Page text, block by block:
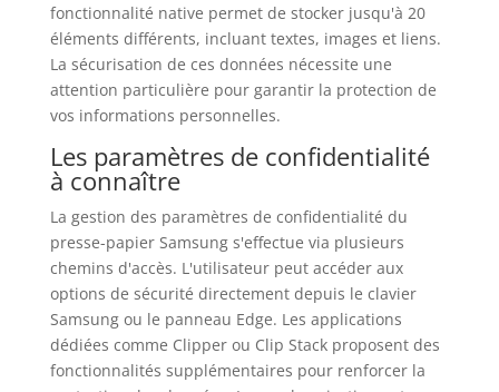
fonctionnalité native permet de stocker jusqu'à 20
éléments différents, incluant textes, images et liens.
La sécurisation de ces données nécessite une
attention particulière pour garantir la protection de
vos informations personnelles.
Les paramètres de confidentialité
à connaître
La gestion des paramètres de confidentialité du
presse-papier Samsung s'effectue via plusieurs
chemins d'accès. L'utilisateur peut accéder aux
options de sécurité directement depuis le clavier
Samsung ou le panneau Edge. Les applications
dédiées comme Clipper ou Clip Stack proposent des
fonctionnalités supplémentaires pour renforcer la